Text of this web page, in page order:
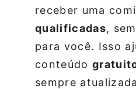
receber uma
qualificadas,
para você. Isso
conteúdo
sempre